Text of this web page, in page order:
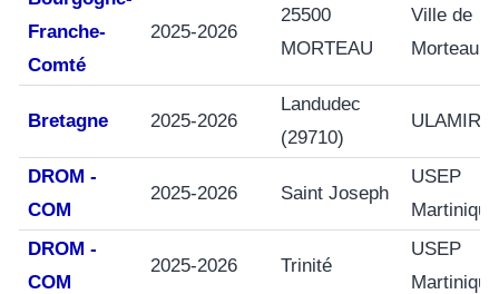
Franche-
Comté
2025-2026
25500
MORTEAU
Ville de
Morteau
Bretagne 2025-2026
Landudec
(29710)
ULAMIR
DROM -
COM
2025-2026 Saint Joseph
USEP
Martinique
DROM -
COM
2025-2026 Trinité
USEP
Martinique